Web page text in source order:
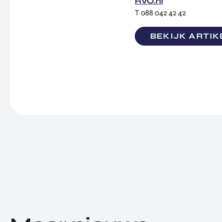
T 088 042 42 42
BEKIJK